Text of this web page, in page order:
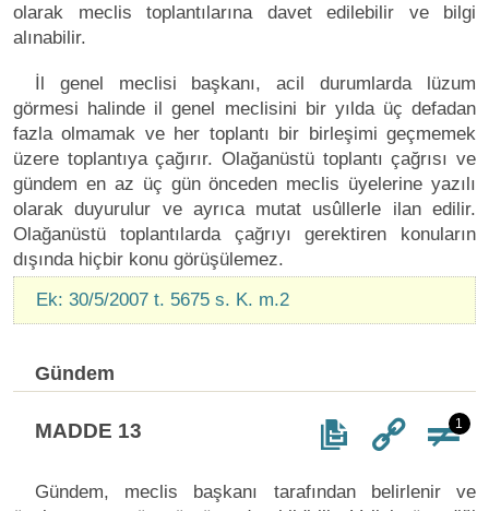
olarak meclis toplantılarına davet edilebilir ve bilgi
alınabilir.
İl genel meclisi başkanı, acil durumlarda lüzum
görmesi halinde il genel meclisini bir yılda üç defadan
fazla olmamak ve her toplantı bir birleşimi geçmemek
üzere toplantıya çağırır. Olağanüstü toplantı çağrısı ve
gündem en az üç gün önceden meclis üyelerine yazılı
olarak duyurulur ve ayrıca mutat usûllerle ilan edilir.
Olağanüstü toplantılarda çağrıyı gerektiren konuların
dışında hiçbir konu görüşülemez.
Ek: 30/5/2007 t. 5675 s. K. m.2
Gündem
MADDE 13 1
Gündem, meclis başkanı tarafından belirlenir ve